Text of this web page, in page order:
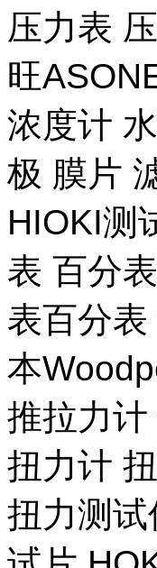
压力表
旺
浓度计
极 膜片
HIOKI测
表 百分
表百分
本
推拉力
扭力计
扭力测